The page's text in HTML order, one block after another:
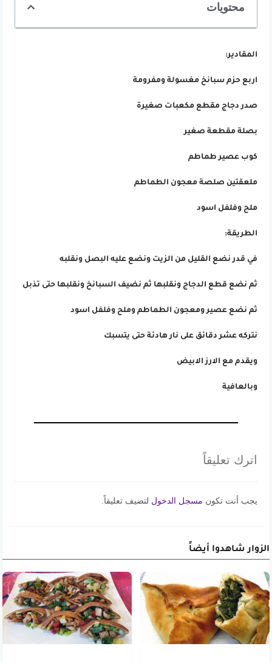
محتويات
المقادير:
اربع حزم سبانخ مغسولة ومفرومة
صدر دجاج مقطع مكعبات صغيرة
بصلة مقطعة صغير
كوب عصير طماطم
ملعقتين صلصة معجون الطماطم
ملح وفلفل اسود
الطريقة:
في قدر نضع القليل من الزيت ونضع عليه البصل ونقلبه
ثم نضع قطع الدجاج ونقلبها ثم نضيف السبانخ ونقلبها حتى تذبل
ثم نضع عصير ومعجون الطماطم وملح وفلفل اسود
نتركه عشر دقائق على نار هادئة حتى يتسبك
ويقدم مع الارز الابيض
وبالعافية
اترك تعليقاً
يجب أنت تكون مسجل الدخول لتضيف تعليقاً.
الزوار شاهدوا أيضاً